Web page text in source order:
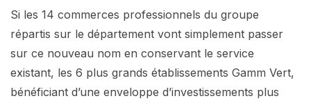
Si les 14 commerces professionnels du groupe
répartis sur le département vont simplement passer
sur ce nouveau nom en conservant le service
existant, les 6 plus grands établissements Gamm Vert,
bénéficiant d’une enveloppe d’investissements plus